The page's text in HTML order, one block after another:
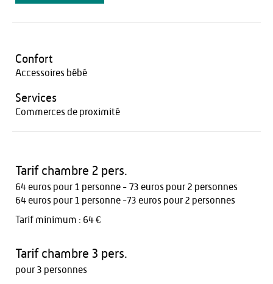
Confort
Accessoires bébé
Services
Commerces de proximité
Tarif chambre 2 pers.
64 euros pour 1 personne - 73 euros pour 2 personnes
64 euros pour 1 personne -73 euros pour 2 personnes
Tarif minimum : 64 €
Tarif chambre 3 pers.
pour 3 personnes